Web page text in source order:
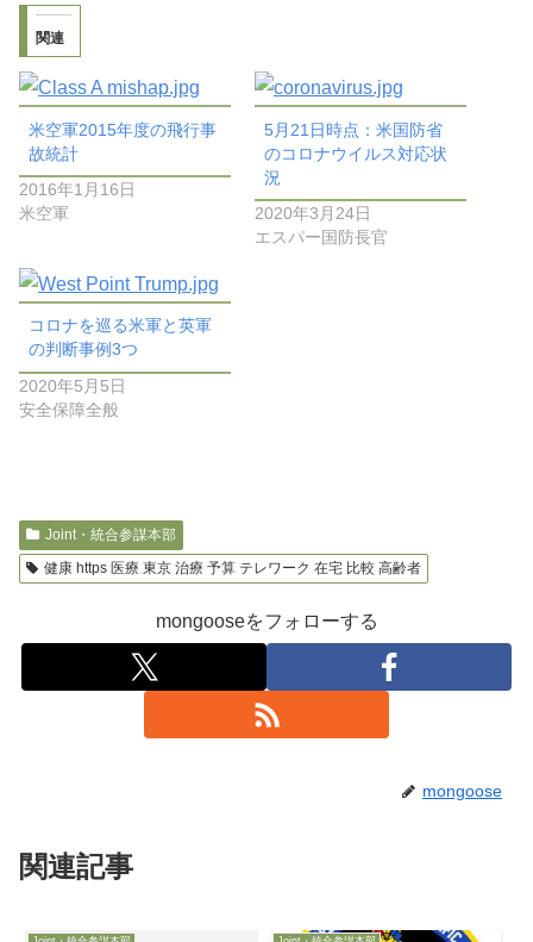
関連
米空軍2015年度の飛行事
故統計
2016年1月16日
米空軍
5月21日時点：米国防省
のコロナウイルス対応状
況
2020年3月24日
エスパー国防長官
コロナを巡る米軍と英軍
の判断事例3つ
2020年5月5日
安全保障全般
Joint・統合参謀本部
健康 https 医療 東京 治療 予算 テレワーク 在宅 比較 高齢者
mongooseをフォローする
mongoose
関連記事